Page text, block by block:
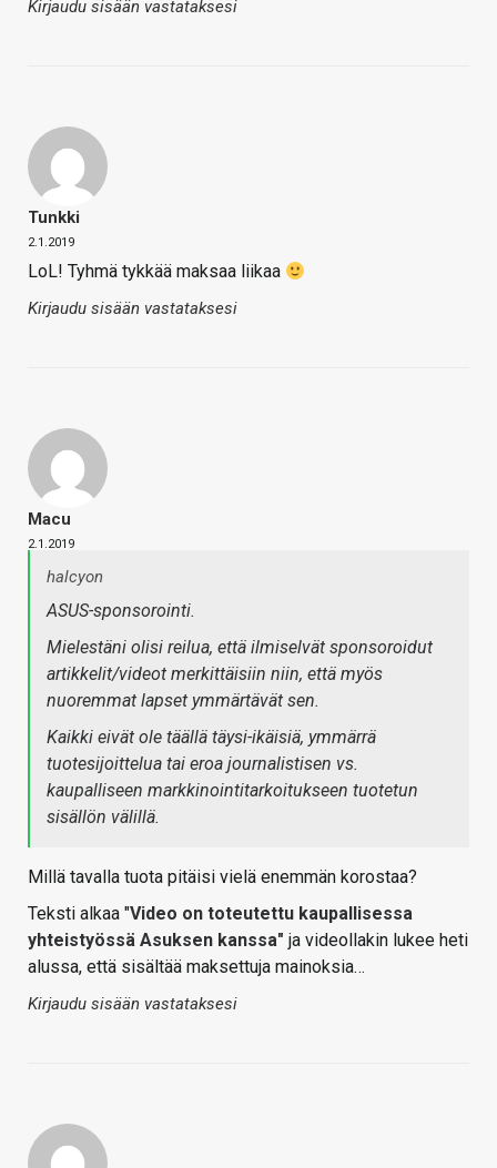
Kirjaudu sisään vastataksesi
Tunkki
2.1.2019
LoL! Tyhmä tykkää maksaa liikaa
Kirjaudu sisään vastataksesi
Macu
2.1.2019
halcyon
ASUS-sponsorointi.
Mielestäni olisi reilua, että ilmiselvät sponsoroidut
artikkelit/videot merkittäisiin niin, että myös
nuoremmat lapset ymmärtävät sen.
Kaikki eivät ole täällä täysi-ikäisiä, ymmärrä
tuotesijoittelua tai eroa journalistisen vs.
kaupalliseen markkinointitarkoitukseen tuotetun
sisällön välillä.
Millä tavalla tuota pitäisi vielä enemmän korostaa?
Teksti alkaa "Video on toteutettu kaupallisessa
yhteistyössä Asuksen kanssa" ja videollakin lukee heti
alussa, että sisältää maksettuja mainoksia…
Kirjaudu sisään vastataksesi